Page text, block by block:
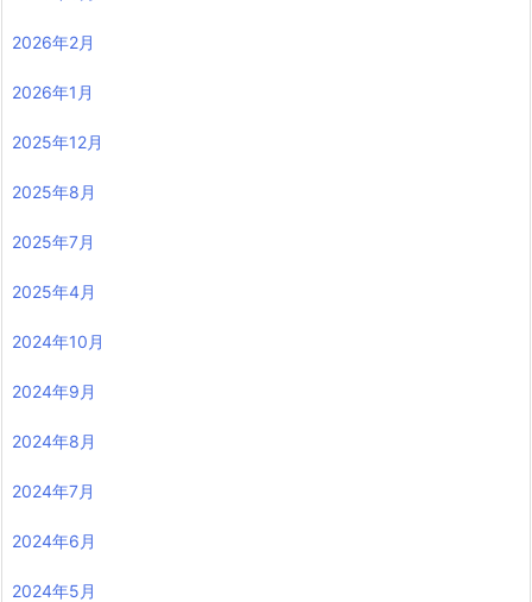
2026年2月
2026年1月
2025年12月
2025年8月
2025年7月
2025年4月
2024年10月
2024年9月
2024年8月
2024年7月
2024年6月
2024年5月